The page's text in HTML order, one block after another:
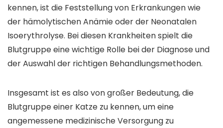
kennen, ist die Feststellung von Erkrankungen wie
der hämolytischen Anämie oder der Neonatalen
Isoerythrolyse. Bei diesen Krankheiten spielt die
Blutgruppe eine wichtige Rolle bei der Diagnose und
der Auswahl der richtigen Behandlungsmethoden.
Insgesamt ist es also von großer Bedeutung, die
Blutgruppe einer Katze zu kennen, um eine
angemessene medizinische Versorgung zu